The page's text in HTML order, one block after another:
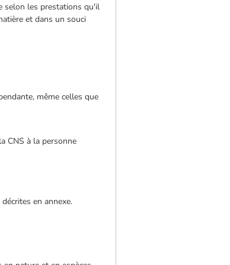
selon les prestations qu'il
et dans un souci
même celles que
CNS à la personne
en annexe.